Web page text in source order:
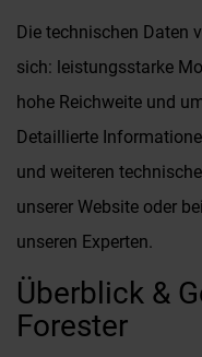
Die technischen Daten
sich: leistungsstarke
hohe Reichweite und
Detaillierte
und weiteren
unserer Website oder
unseren Experten.
Überblick &
Forester